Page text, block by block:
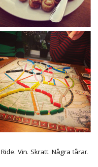
Vin. Skratt. Några tårar.